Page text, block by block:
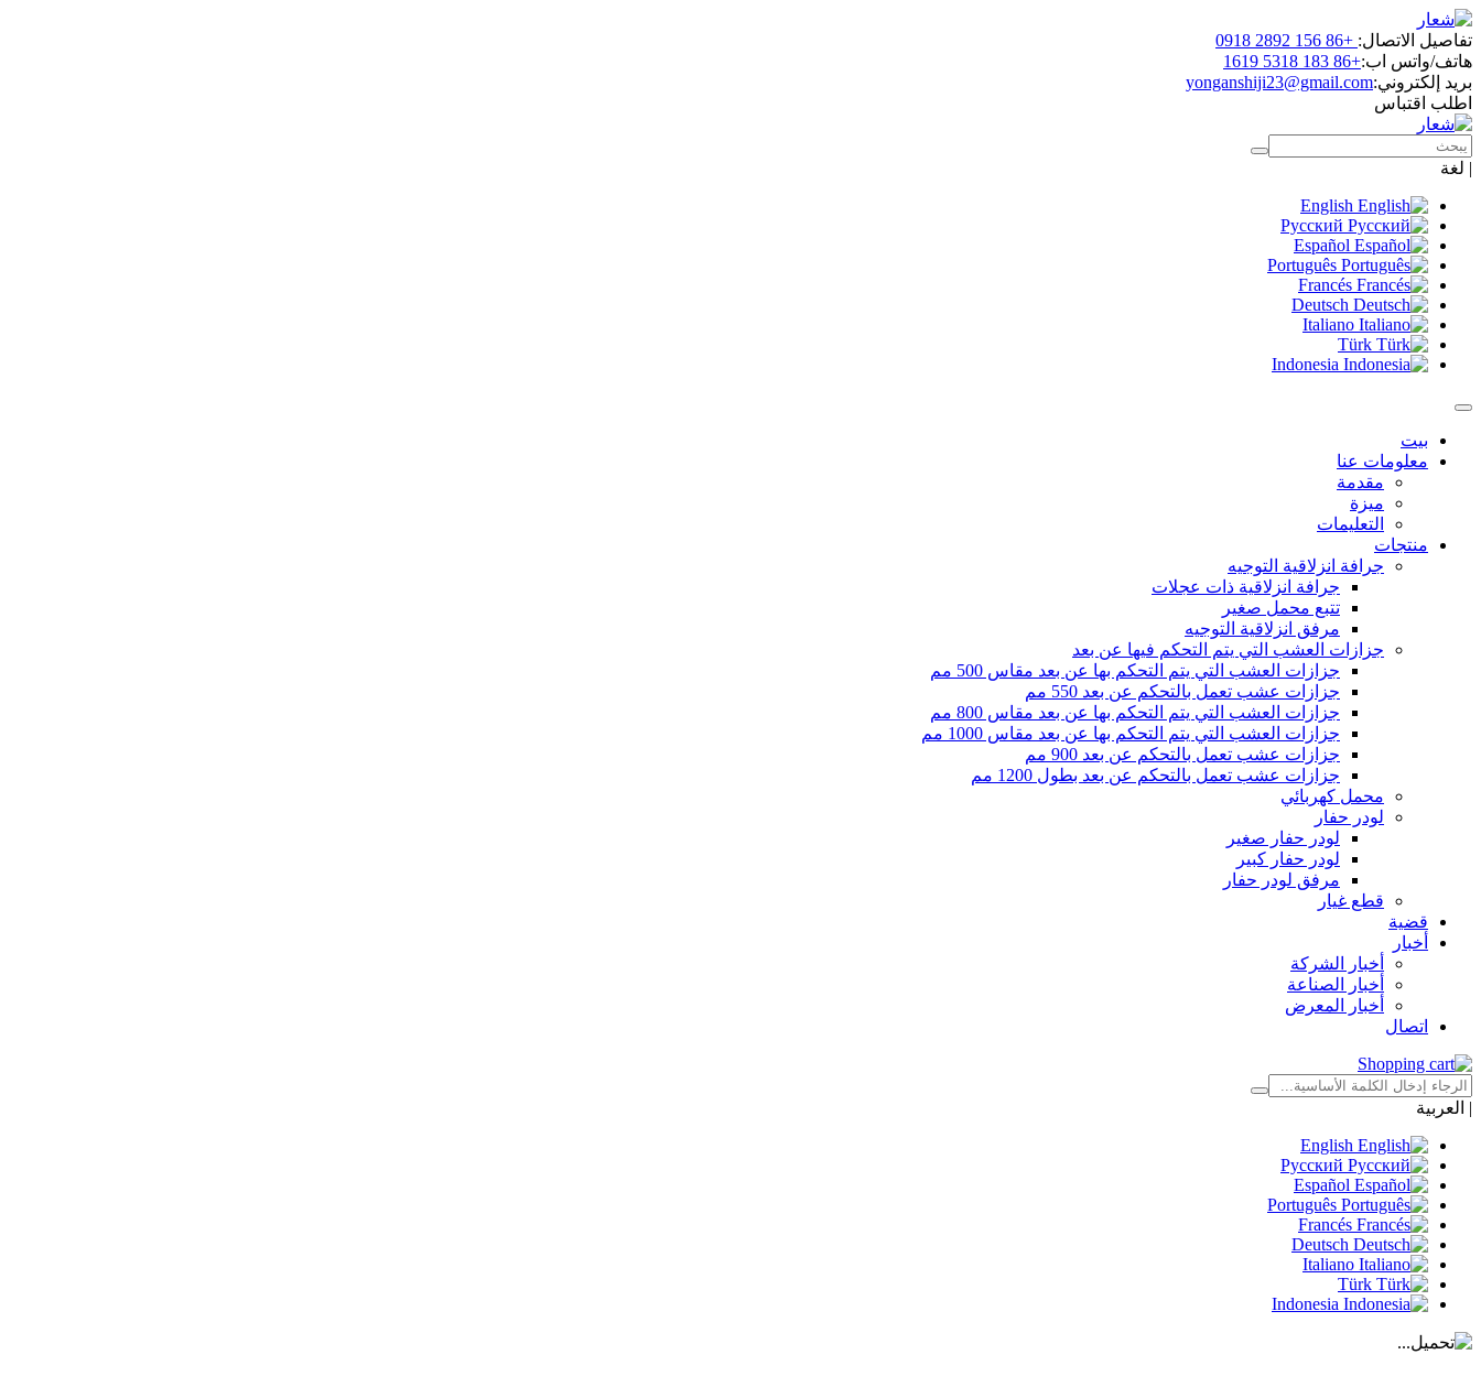
تفاصيل الاتصال: +86 156 2892 0918
هاتف/واتس اب:+86 183 5318 1619
بريد إلكتروني:yonganshiji23@gmail.com
اطلب اقتباس
| لغة
بيت
معلومات عنا
مقدمة
ميزة
التعليمات
منتجات
جرافة انزلاقية التوجيه
جرافة انزلاقية ذات عجلات
تتبع محمل صغير
مرفق انزلاقية التوجيه
جزازات العشب التي يتم التحكم فيها عن بعد
جزازات العشب التي يتم التحكم بها عن بعد مقاس 500 مم
جزازات عشب تعمل بالتحكم عن بعد 550 مم
جزازات العشب التي يتم التحكم بها عن بعد مقاس 800 مم
جزازات العشب التي يتم التحكم بها عن بعد مقاس 1000 مم
جزازات عشب تعمل بالتحكم عن بعد 900 مم
جزازات عشب تعمل بالتحكم عن بعد بطول 1200 مم
محمل كهربائي
لودر حفار
لودر حفار صغير
لودر حفار كبير
مرفق لودر حفار
قطع غيار
قضية
أخبار
أخبار الشركة
أخبار الصناعة
أخبار المعرض
اتصال
| العربية